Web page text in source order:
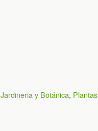
Jardineria y Botánica, Plantas